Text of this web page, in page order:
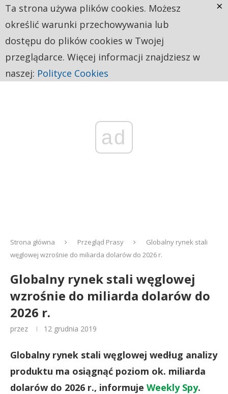
ad
Strona główna Przegląd Prasy
Globalny rynek stali
węglowej wzrośnie do miliarda dolarów do 2026 r.
Globalny rynek stali węglowej
wzrośnie do miliarda dolarów do
2026 r.
przez 12 grudnia 2019
Globalny rynek stali węglowej według analizy
produktu ma osiągnąć poziom ok. miliarda
dolarów do 2026 r., informuje Weekly Spy.
Ta strona używa plików cookies. Możesz
określić warunki przechowywania lub
dostępu do plików cookies w Twojej
przeglądarce. Więcej informacji znajdziesz w
naszej: Polityce Cookies
×